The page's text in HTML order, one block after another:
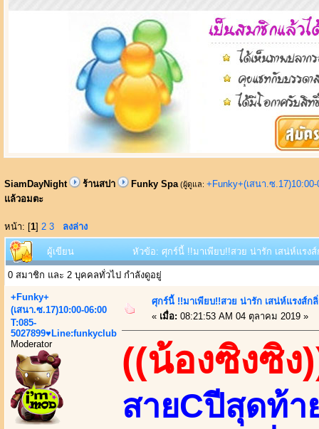
SiamDayNight ร้านสปา Funky Spa (ผู้ดูแล: +Funky+(เสนา.ซ
แล้วอมตะ
หน้า: [1] 2 3 ลงล่าง
ผู้เขียน หัวข้อ: ศุกร์นี้ !!มาเพียบ!!สวย น่ารัก เสน่ห์แรง
0 สมาชิก และ 2 บุคคลทั่วไป กำลังดูอยู่
+Funky+
(เสนา.ซ.17)10:00-06:00
T:085-
5027899♥Line:funkyclub
Moderator
ศุกร์นี้ !!มาเพียบ!!สวย น่ารัก เสน่ห์แรงส์ก
« เมื่อ: 08:21:53 AM 04 ตุลาคม 2019 »
((น้องซิงซิง
สายCปีสุดท้า